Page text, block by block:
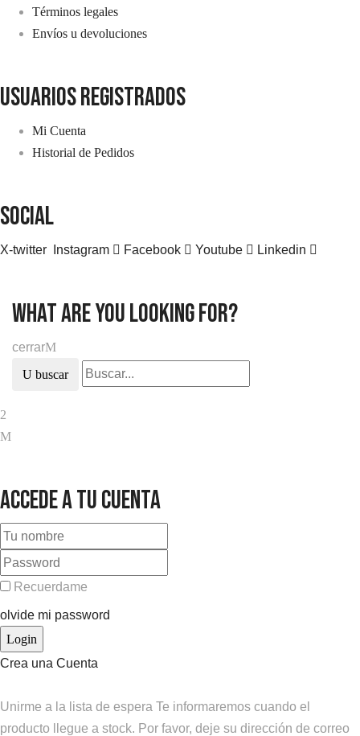
Términos legales
Envíos u devoluciones
usuarios registrados
Mi Cuenta
Historial de Pedidos
SOCIAL
X-twitter Instagram Facebook Youtube Linkedin
what are you looking for?
cerrar
buscar
Accede a tu cuenta
Recuerdame
olvide mi password
Crea una Cuenta
Unirme a la lista de espera Te informaremos cuando el
producto llegue a stock. Por favor, deje su dirección de correo